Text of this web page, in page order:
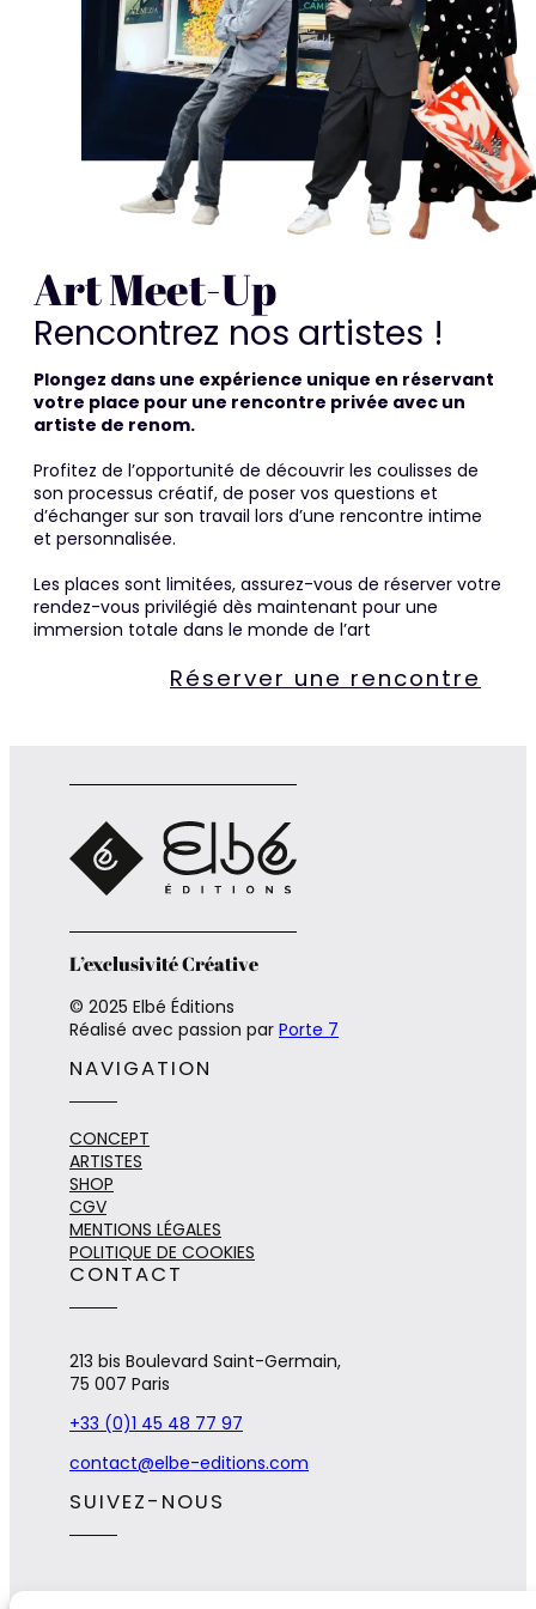
Art Meet-Up
Rencontrez nos artistes !
Plongez dans une expérience unique en réservant
votre place pour une rencontre privée avec un
artiste de renom.
Profitez de l’opportunité de découvrir les coulisses de
son processus créatif, de poser vos questions et
d’échanger sur son travail lors d’une rencontre intime
et personnalisée.
Les places sont limitées, assurez-vous de réserver votre
rendez-vous privilégié dès maintenant pour une
immersion totale dans le monde de l’art
Réserver une rencontre
L’exclusivité Créative
© 2025 Elbé Éditions
Réalisé avec passion par Porte 7
NAVIGATION
CONCEPT
ARTISTES
SHOP
CGV
MENTIONS LÉGALES
POLITIQUE DE COOKIES
CONTACT
213 bis Boulevard Saint-Germain,
75 007 Paris
+33 (0)1 45 48 77 97
contact@elbe-editions.com
SUIVEZ-NOUS